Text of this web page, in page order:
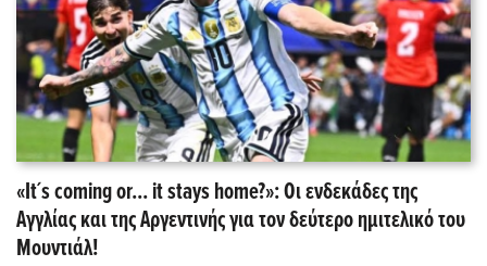
«It´s coming or... it stays home?»: Οι ενδεκάδες της
Αγγλίας και της Αργεντινής για τον δεύτερο ημιτελικό του
Μουντιάλ!